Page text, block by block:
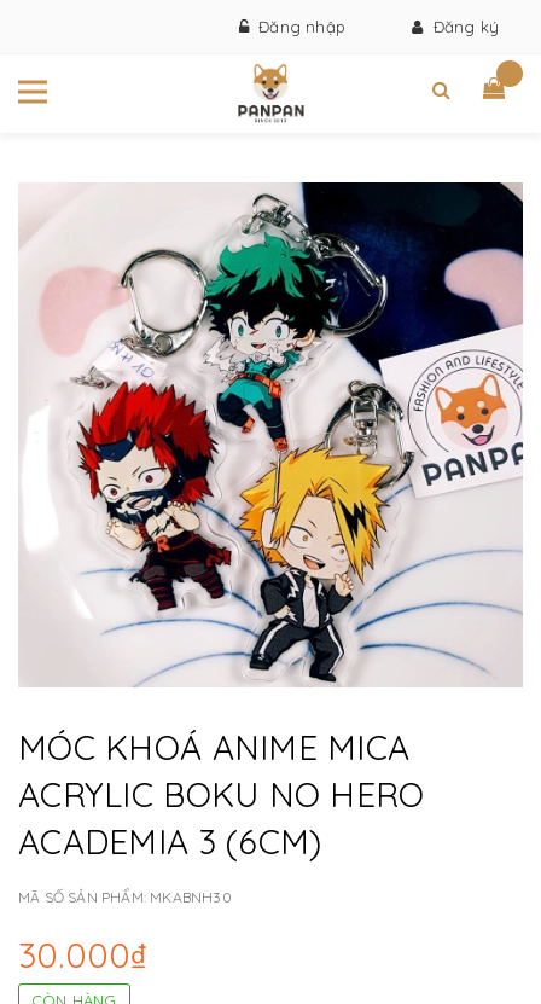
Đăng nhập Đăng ký
MÓC KHOÁ ANIME MICA
ACRYLIC BOKU NO HERO
ACADEMIA 3 (6CM)
MÃ SỐ SẢN PHẨM: MKABNH30
30.000₫